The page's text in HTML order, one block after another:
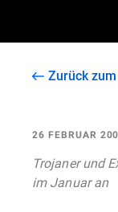
Zurück
26 FEBRUAR
Trojaner und
im Januar an